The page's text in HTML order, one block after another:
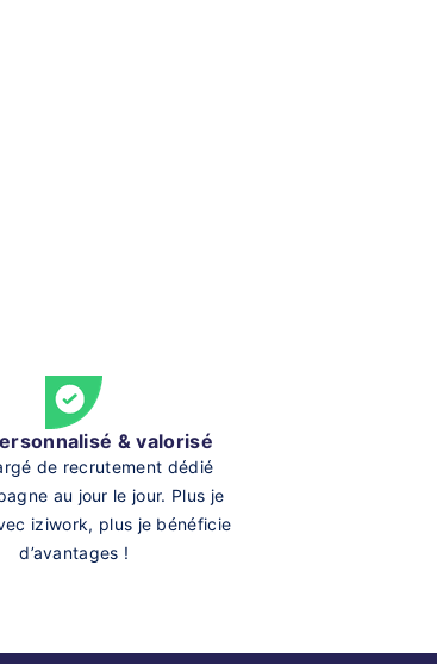
& valorisé
de recrutement dédié
au jour le jour. Plus je
iziwork, plus je bénéficie
d’avantages !